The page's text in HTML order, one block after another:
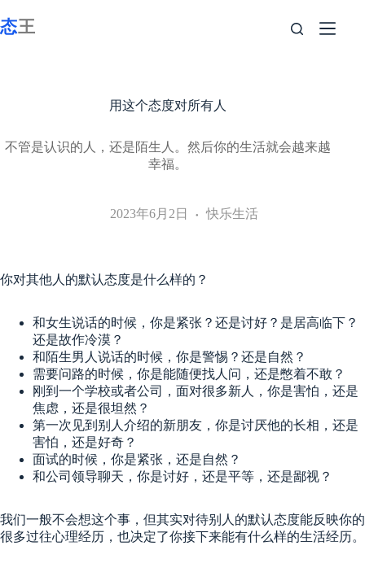
至
用这个态度对所有人
不管是认识的人，还是陌生人。然后你的生活就会越来越
幸福。
2023年6月2日 快乐生活
你对其他人的默认态度是什么样的？
和女生说话的时候，你是紧张？还是讨好？是居高临下？
还是故作冷漠？
和陌生男人说话的时候，你是警惕？还是自然？
需要问路的时候，你是能随便找人问，还是憋着不敢？
刚到一个学校或者公司，面对很多新人，你是害怕，还是
焦虑，还是很坦然？
第一次见到别人介绍的新朋友，你是讨厌他的长相，还是
害怕，还是好奇？
面试的时候，你是紧张，还是自然？
和公司领导聊天，你是讨好，还是平等，还是鄙视？
我们一般不会想这个事，但其实对待别人的默认态度能反映你的
很多过往心理经历，也决定了你接下来能有什么样的生活经历。